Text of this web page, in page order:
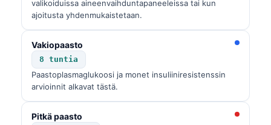
valikoiduissa aineenvaihduntapaneeleissa tai kun
ajoitusta yhdenmukaistetaan.
Vakiopaasto
8 tuntia
Paastoplasmaglukoosi ja monet insuliiniresistenssin
arvioinnit alkavat tästä.
Pitkä paasto